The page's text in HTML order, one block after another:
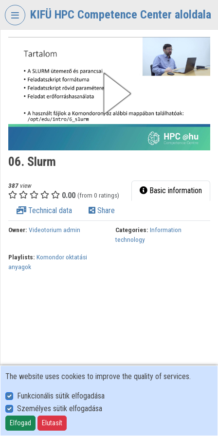
Skip header Skip menu
KIFÜ HPC Competence Center aloldala
COMPETENCE
Organization home
Organization discovery
Categories
Organization playlists
Organizations
06. Slurm
387 view
0.00 (from 0 ratings) Basic information
Technical data Share
Owner: Videotorium admin Categories: Information
technology
Playlists: Komondor oktatási
anyagok
User Policy
Adatkezelési tájékoztató (en)
Cookie Policy
The website uses cookies to improve the quality of services.
Funkcionális sütik elfogadása
Személyes sütik elfogadása
Elfogad Elutasít